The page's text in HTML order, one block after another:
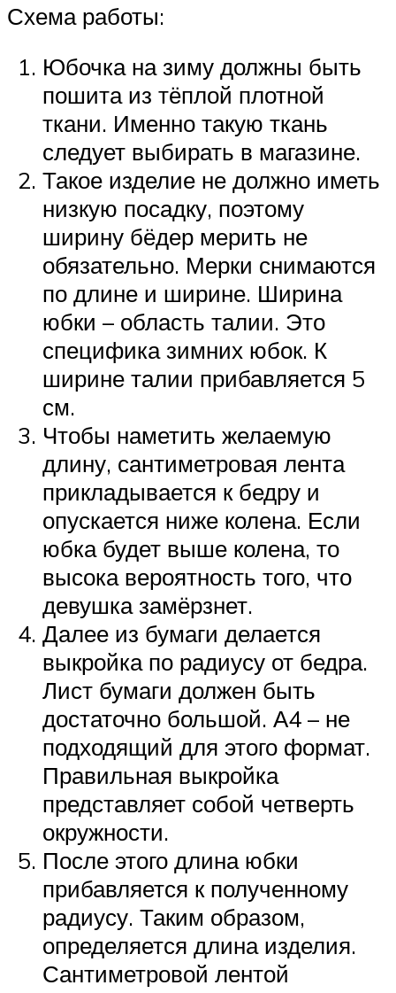
Схема работы:
Юбочка на зиму должны быть
пошита из тёплой плотной
ткани. Именно такую ткань
следует выбирать в магазине.
Такое изделие не должно иметь
низкую посадку, поэтому
ширину бёдер мерить не
обязательно. Мерки снимаются
по длине и ширине. Ширина
юбки – область талии. Это
специфика зимних юбок. К
ширине талии прибавляется 5
см.
Чтобы наметить желаемую
длину, сантиметровая лента
прикладывается к бедру и
опускается ниже колена. Если
юбка будет выше колена, то
высока вероятность того, что
девушка замёрзнет.
Далее из бумаги делается
выкройка по радиусу от бедра.
Лист бумаги должен быть
достаточно большой. А4 – не
подходящий для этого формат.
Правильная выкройка
представляет собой четверть
окружности.
После этого длина юбки
прибавляется к полученному
радиусу. Таким образом,
определяется длина изделия.
Сантиметровой лентой